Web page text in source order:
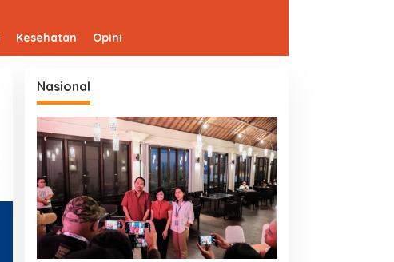
Kesehatan Opini
Nasional